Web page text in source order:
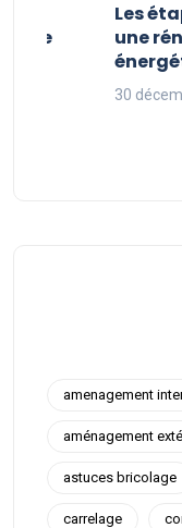
Les
une
30
amenagement
aménagement
astuces bricolage
carrelage